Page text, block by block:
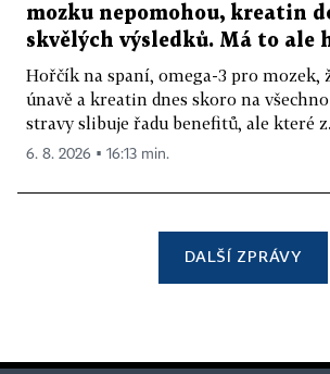
mozku nepomohou, kreatin
skvělých výsledků. Má to ale
Hořčík na spaní, omega-3 pro mozek,
únavě a kreatin dnes skoro na
stravy slibuje řadu benefitů, ale které
6. 8. 2026 ▪ 16:13 min.
DALŠÍ ZPRÁVY